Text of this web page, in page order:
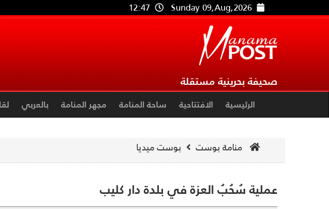
Sunday 09,Aug,2026
12:47
صحيفة بحرينية مستقلة
الرئيسية الافتتاحية ساحة المنامة مجهر المنامة بالعربي
منامة بوست بوست ميديا
عملية سُحُبُ العزة في بلدة دار كليب